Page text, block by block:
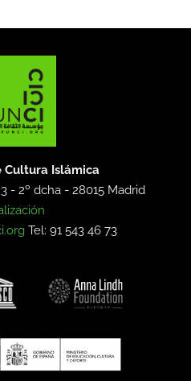
Cultura Islámica
- 2º dcha -28015 Madrid
Tel: 91 543 46 73